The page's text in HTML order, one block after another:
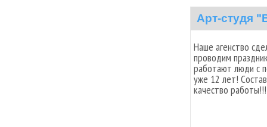
Арт-студя
Наше агенство
проводим
работают люди с
уже 12 лет!
качество работы!!!